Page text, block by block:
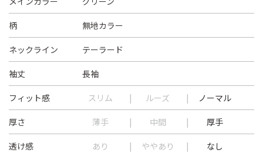
柄 無地カラー
ネックライン テーラード
袖丈 長袖
フィット感 スリム ルーズ ノーマル
厚さ 薄手 中間 厚手
透け感 あり ややあり なし